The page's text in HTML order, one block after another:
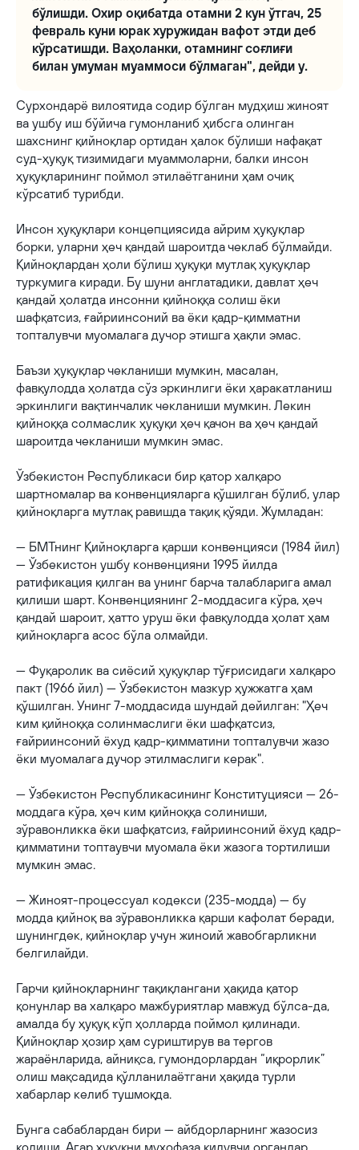
бўлишди. Охир оқибатда отамни 2 кун ўтгач, 25
февраль куни юрак хуружидан вафот этди деб
кўрсатишди. Ваҳоланки, отамнинг соғлиғи
билан умуман муаммоси бўлмаган", дейди у.
Сурхондарё вилоятида содир бўлган мудҳиш жиноят
ва ушбу иш бўйича гумонланиб ҳибсга олинган
шахснинг қийноқлар ортидан ҳалок бўлиши нафақат
суд-ҳуқуқ тизимидаги муаммоларни, балки инсон
ҳуқуқларининг поймол этилаётганини ҳам очиқ
кўрсатиб турибди.
Инсон ҳуқуқлари концепциясида айрим ҳуқуқлар
борки, уларни ҳеч қандай шароитда чеклаб бўлмайди.
Қийноқлардан ҳоли бўлиш ҳуқуқи мутлақ ҳуқуқлар
туркумига киради. Бу шуни англатадики, давлат ҳеч
қандай ҳолатда инсонни қийноққа солиш ёки
шафқатсиз, ғайриинсоний ва ёки қадр-қимматни
топталувчи муомалага дучор этишга ҳақли эмас.
Баъзи ҳуқуқлар чекланиши мумкин, масалан,
фавқулодда ҳолатда сўз эркинлиги ёки ҳаракатланиш
эркинлиги вақтинчалик чекланиши мумкин. Лекин
қийноққа солмаслик ҳуқуқи ҳеч қачон ва ҳеч қандай
шароитда чекланиши мумкин эмас.
Ўзбекистон Республикаси бир қатор халқаро
шартномалар ва конвенцияларга қўшилган бўлиб, улар
қийноқларга мутлақ равишда тақиқ қўяди. Жумладан:
— БМТнинг Қийноқларга қарши конвенцияси (1984 йил)
— Ўзбекистон ушбу конвенцияни 1995 йилда
ратификация қилган ва унинг барча талабларига амал
қилиши шарт. Конвенциянинг 2-моддасига кўра, ҳеч
қандай шароит, ҳатто уруш ёки фавқулодда ҳолат ҳам
қийноқларга асос бўла олмайди.
— Фуқаролик ва сиёсий ҳуқуқлар тўғрисидаги халқаро
пакт (1966 йил) — Ўзбекистон мазкур ҳужжатга ҳам
қўшилган. Унинг 7-моддасида шундай дейилган: "Ҳеч
ким қийноққа солинмаслиги ёки шафқатсиз,
ғайриинсоний ёхуд қадр-қимматини топталувчи жазо
ёки муомалага дучор этилмаслиги керак".
— Ўзбекистон Республикасининг Конституцияси — 26-
моддага кўра, ҳеч ким қийноққа солиниши,
зўравонликка ёки шафқатсиз, ғайриинсоний ёхуд қадр-
қимматини топтаувчи муомала ёки жазога тортилиши
мумкин эмас.
— Жиноят-процессуал кодекси (235-модда) — бу
модда қийноқ ва зўравонликка қарши кафолат беради,
шунингдек, қийноқлар учун жиноий жавобгарликни
белгилайди.
Гарчи қийноқларнинг тақиқлангани ҳақида қатор
қонунлар ва халқаро мажбуриятлар мавжуд бўлса-да,
амалда бу ҳуқуқ кўп ҳолларда поймол қилинади.
Қийноқлар ҳозир ҳам суриштирув ва тергов
жараёнларида, айниқса, гумондорлардан “иқрорлик”
олиш мақсадида қўлланилаётгани ҳақида турли
хабарлар келиб тушмоқда.
Бунга сабаблардан бири — айбдорларнинг жазосиз
қолиши. Агар ҳуқуқни муҳофаза қилувчи органлар